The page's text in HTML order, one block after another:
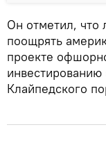
Он отметил, что
поощрять
проекте
Клайпедского